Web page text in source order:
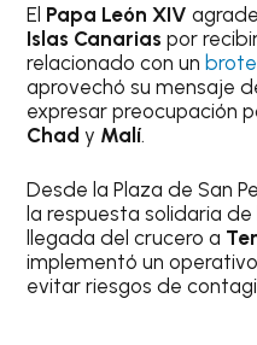
El Papa León XIV
Islas Canarias por
relacionado con un
aprovechó su mensaje
expresar preocupación
Chad y Malí.
Desde la Plaza de San
la respuesta solidaria
llegada del crucero a
implementó un
evitar riesgos de